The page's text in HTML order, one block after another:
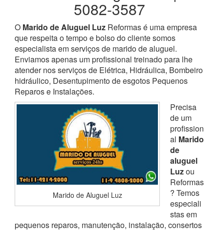
5082-3587
O Marido de Aluguel Luz Reformas é uma empresa
que respeita o tempo e bolso do cliente somos
especialista em serviços de marido de aluguel.
Enviamos apenas um profissional treinado para lhe
atender nos serviços de Elétrica, Hidráulica, Bombeiro
hidráulico, Desentupimento de esgotos Pequenos
Reparos e Instalações.
Marido de Aluguel Luz
Precisa
de um
profission
al Marido
de
aluguel
Luzou
Reformas
? Temos
especiali
stas em
pequenos reparos, manutenção, instalação, consertos